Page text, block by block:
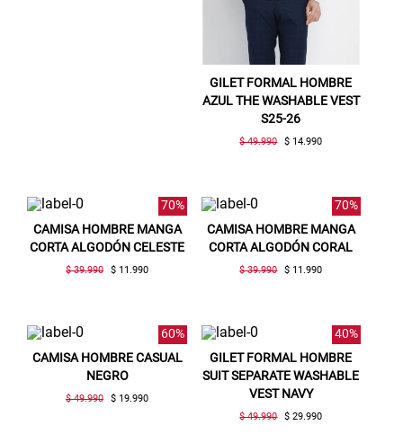
GILET FORMAL HOMBRE
AZUL THE WASHABLE VEST
S25-26
$ 49.990 $ 14.990
70%
CAMISA HOMBRE MANGA
CORTA ALGODÓN CELESTE
$ 39.990 $ 11.990
70%
CAMISA HOMBRE MANGA
CORTA ALGODÓN CORAL
$ 39.990 $ 11.990
60%
CAMISA HOMBRE CASUAL
NEGRO
$ 49.990 $ 19.990
40%
GILET FORMAL HOMBRE
SUIT SEPARATE WASHABLE
VEST NAVY
$ 49.990 $ 29.990